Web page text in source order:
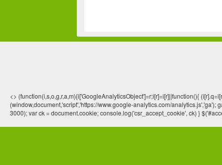
<> (function(i,s,o,g,r,a,m){i['GoogleAnalyticsObject']=r;i[r]=i[r]||function(){
(window,document,'script','https://www.google-analytics.com/
3000); var ck = document.cookie; console.log('csr_accept_cookie', ck) }